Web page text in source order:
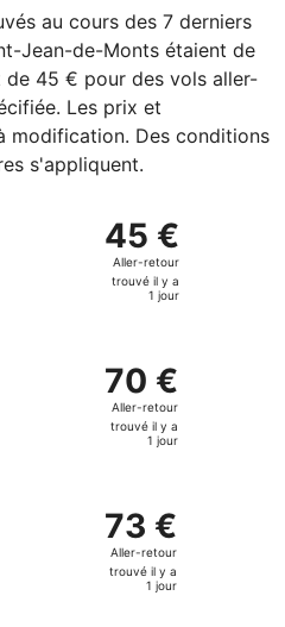
au cours des 7 derniers
Jean-de-Monts étaient de
de 45 € pour des vols aller-
Les prix et
modification. Des conditions
s'appliquent.
45 €
Aller-
retour,
trouvé
a
1
jour
45 €
Aller-retour
trouvé il y a
1 jour
décollant le dim 13 sept.
70 €
Aller-
retour,
trouvé
a
1
jour
70 €
Aller-retour
trouvé il y a
1 jour
décollant le mer 16 sept.
73 €
Aller-
retour,
trouvé
73 €
Aller-retour
trouvé il y a
1 jour